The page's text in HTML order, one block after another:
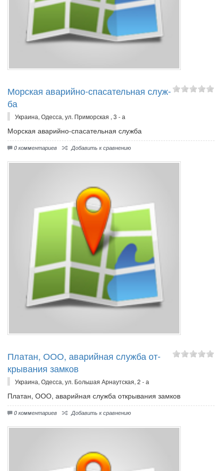
Мор­ская ава­рий­но-спа­са­тель­ная служ­
ба
Украина, Одесса, ул. Приморская , 3 - а
Мор­ская ава­рий­но-спа­са­тель­ная служ­ба
0 комментариев Добавить к сравнению
Пла­тан, ООО, ава­рий­ная служ­ба от­
кры­ва­ния зам­ков
Украина, Одесса, ул. Большая Арнаутская, 2 - а
Пла­тан, ООО, ава­рий­ная служ­ба от­кры­ва­ния зам­ков
0 комментариев Добавить к сравнению